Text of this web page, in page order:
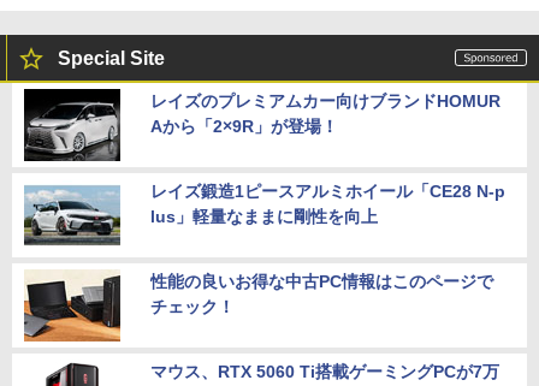
Special Site
レイズのプレミアムカー向けブランドHOMUR
Aから「2×9R」が登場！
レイズ鍛造1ピースアルミホイール「CE28 N-p
lus」軽量なままに剛性を向上
性能の良いお得な中古PC情報はこのページで
チェック！
マウス、RTX 5060 Ti搭載ゲーミングPCが7万